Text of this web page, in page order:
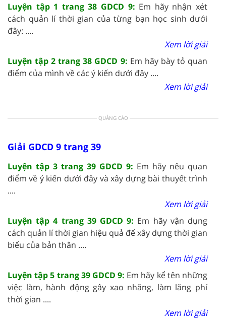
Luyện tập 1 trang 38 GDCD 9: Em hãy nhận xét
cách quản lí thời gian của từng bạn học sinh dưới
đây: ....
Xem lời giải
Luyện tập 2 trang 38 GDCD 9: Em hãy bày tỏ quan
điểm của mình về các ý kiến dưới đây ....
Xem lời giải
QUẢNG CÁO
Giải GDCD 9 trang 39
Luyện tập 3 trang 39 GDCD 9: Em hãy nêu quan
điểm về ý kiến dưới đây và xây dựng bài thuyết trình
....
Xem lời giải
Luyện tập 4 trang 39 GDCD 9: Em hãy vận dụng
cách quản lí thời gian hiệu quả để xây dựng thời gian
biểu của bản thân ....
Xem lời giải
Luyện tập 5 trang 39 GDCD 9: Em hãy kể tên những
việc làm, hành động gây xao nhãng, làm lãng phí
thời gian ....
Xem lời giải